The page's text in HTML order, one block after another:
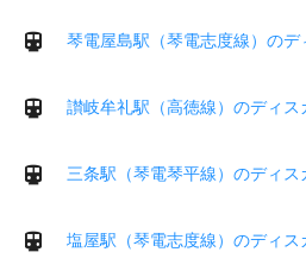
琴電屋島駅（琴電志度線）のデ
讃岐牟礼駅（高徳線）のディス
三条駅（琴電琴平線）のディス
塩屋駅（琴電志度線）のディス